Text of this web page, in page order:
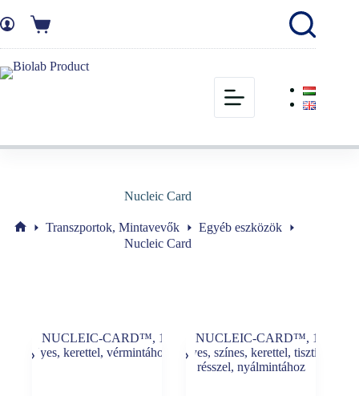
Nucleic Card
Transzportok, Mintavevők
Egyéb eszközök
Nucleic Card